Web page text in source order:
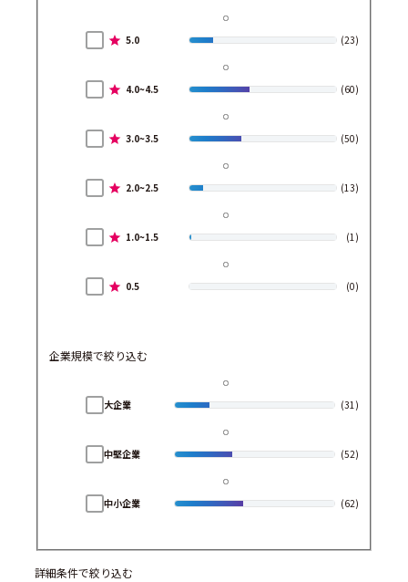
5.0 (23)
4.0~4.5 (60)
3.0~3.5 (50)
2.0~2.5 (13)
1.0~1.5 (1)
0.5 (0)
企業規模で絞り込む
大企業 (31)
中堅企業 (52)
中小企業 (62)
詳細条件で絞り込む